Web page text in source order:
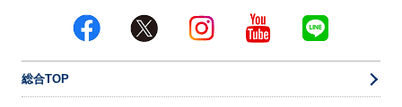
総合TOP